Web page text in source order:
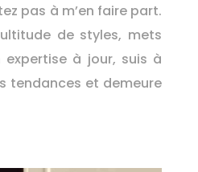
pas à m’en faire part.
de styles, mets
expertise à jour, suis à
tendances et demeure